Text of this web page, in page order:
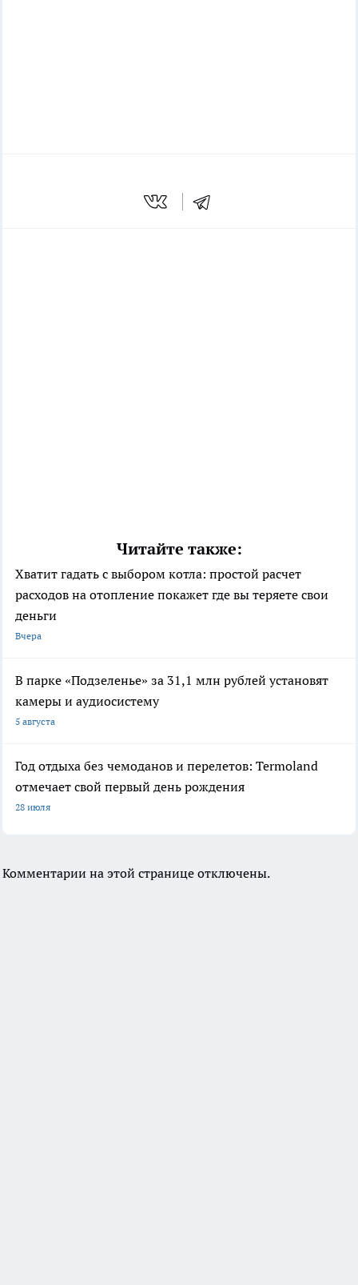
Читайте также:
Хватит гадать с выбором котла: простой расчет
расходов на отопление покажет где вы теряете свои
деньги
Вчера
В парке «Подзеленье» за 31,1 млн рублей установят
камеры и аудиосистему
5 августа
Год отдыха без чемоданов и перелетов: Termoland
отмечает свой первый день рождения
28 июля
Комментарии на этой странице отключены.